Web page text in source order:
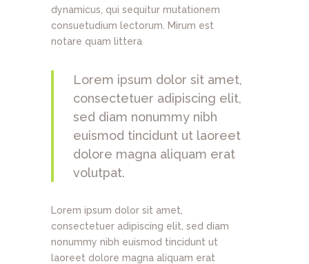
dynamicus, qui sequitur mutationem
consuetudium lectorum. Mirum est
notare quam littera
Lorem ipsum dolor sit amet,
consectetuer adipiscing elit,
sed diam nonummy nibh
euismod tincidunt ut laoreet
dolore magna aliquam erat
volutpat.
Lorem ipsum dolor sit amet,
consectetuer adipiscing elit, sed diam
nonummy nibh euismod tincidunt ut
laoreet dolore magna aliquam erat